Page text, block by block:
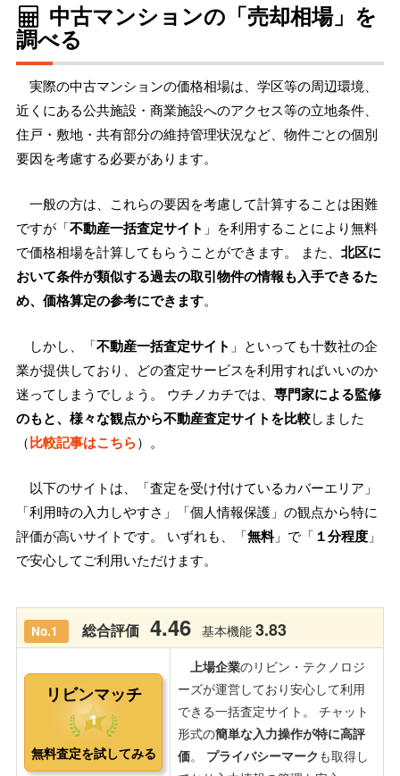
中古マンションの「売却相場」を
調べる
実際の中古マンションの価格相場は、学区等の周辺環境、
近くにある公共施設・商業施設へのアクセス等の立地条件、
住戸・敷地・共有部分の維持管理状況など、物件ごとの個別
要因を考慮する必要があります。
一般の方は、これらの要因を考慮して計算することは困難
ですが「不動産一括査定サイト 」を利用することにより無料
で価格相場を計算してもらうことができます。 また、 北区に
おいて条件が類似する過去の取引物件の情報も入手できるた
め、価格算定の参考にできます。
しかし、「不動産一括査定サイト 」といっても十数社の企
業が提供しており、どの査定サービスを利用すればいいのか
迷ってしまうでしょう。 ウチノカチでは、 専門家による監修
のもと、様々な観点から不動産査定サイトを比較しました
（比較記事はこちら）。
以下のサイトは、「査定を受け付けているカバーエリア」
「利用時の入力しやすさ」「個人情報保護」の観点から特に
評価が高いサイトです。 いずれも、「無料」で「 １分程度 」
で安心してご利用いただけます。